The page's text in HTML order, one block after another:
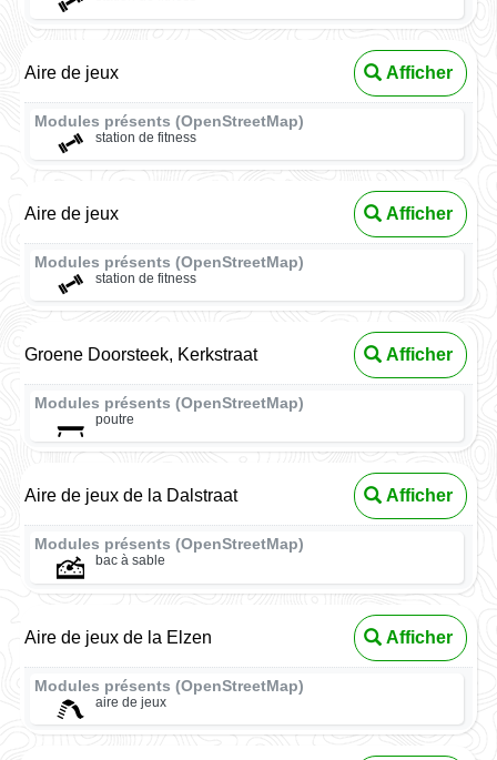
Aire de jeux Afficher
Modules présents (OpenStreetMap)
station de fitness
Aire de jeux Afficher
Modules présents (OpenStreetMap)
station de fitness
Groene Doorsteek, Kerkstraat Afficher
Modules présents (OpenStreetMap)
poutre
Aire de jeux de la Dalstraat Afficher
Modules présents (OpenStreetMap)
bac à sable
Aire de jeux de la Elzen Afficher
Modules présents (OpenStreetMap)
aire de jeux